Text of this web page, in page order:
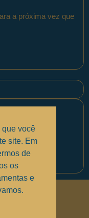
a próxima vez que
.
que você
site. Em
de
os
e